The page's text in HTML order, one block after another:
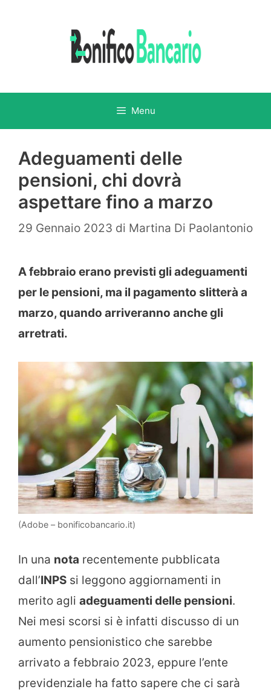
Menu
Adeguamenti delle
pensioni, chi dovrà
aspettare fino a marzo
29 Gennaio 2023 di Martina Di Paolantonio
A febbraio erano previsti gli adeguamenti
per le pensioni, ma il pagamento slitterà a
marzo, quando arriveranno anche gli
arretrati.
(Adobe – bonificobancario.it)
In una nota recentemente pubblicata
dall’INPS si leggono aggiornamenti in
merito agli adeguamenti delle pensioni.
Nei mesi scorsi si è infatti discusso di un
aumento pensionistico che sarebbe
arrivato a febbraio 2023, eppure l’ente
previdenziale ha fatto sapere che ci sarà